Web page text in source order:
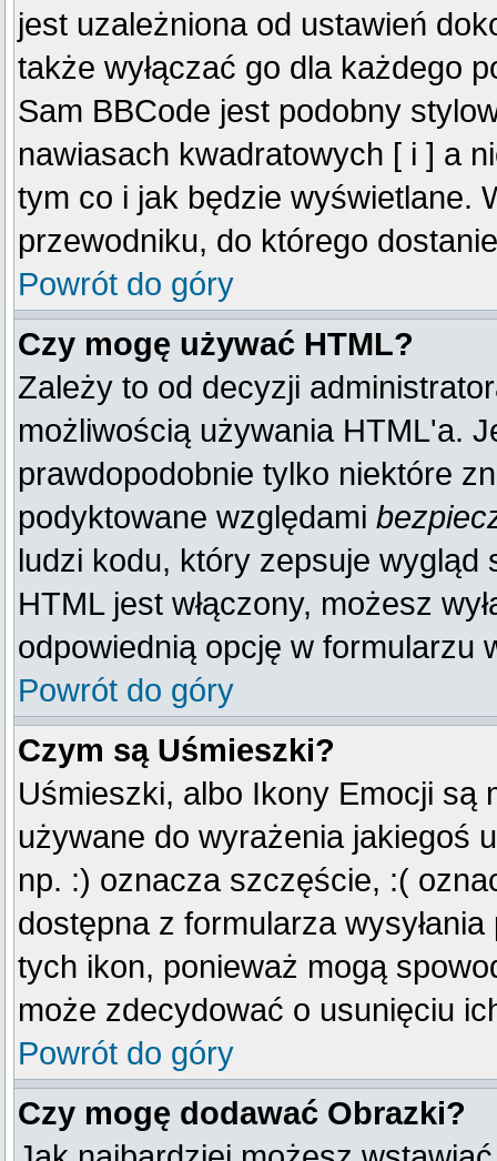
jest uzależniona od ustawień
także wyłączać go dla każdego
Sam BBCode jest podobny
nawiasach kwadratowych [ i ] a
tym co i jak będzie wyświetlane.
przewodniku, do którego
Powrót do góry
Czy mogę używać HTML?
Zależy to od decyzji
możliwością używania HTML'a.
prawdopodobnie tylko niektóre
podyktowane względami
ludzi kodu, który zepsuje wygląd
HTML jest włączony, możesz
odpowiednią opcję w formularzu
Powrót do góry
Czym są Uśmieszki?
Uśmieszki, albo Ikony Emocji są
używane do wyrażenia jakiegoś
np. :) oznacza szczęście, :(
dostępna z formularza
tych ikon, ponieważ mogą
może zdecydować o usunięciu
Powrót do góry
Czy mogę dodawać Obrazki?